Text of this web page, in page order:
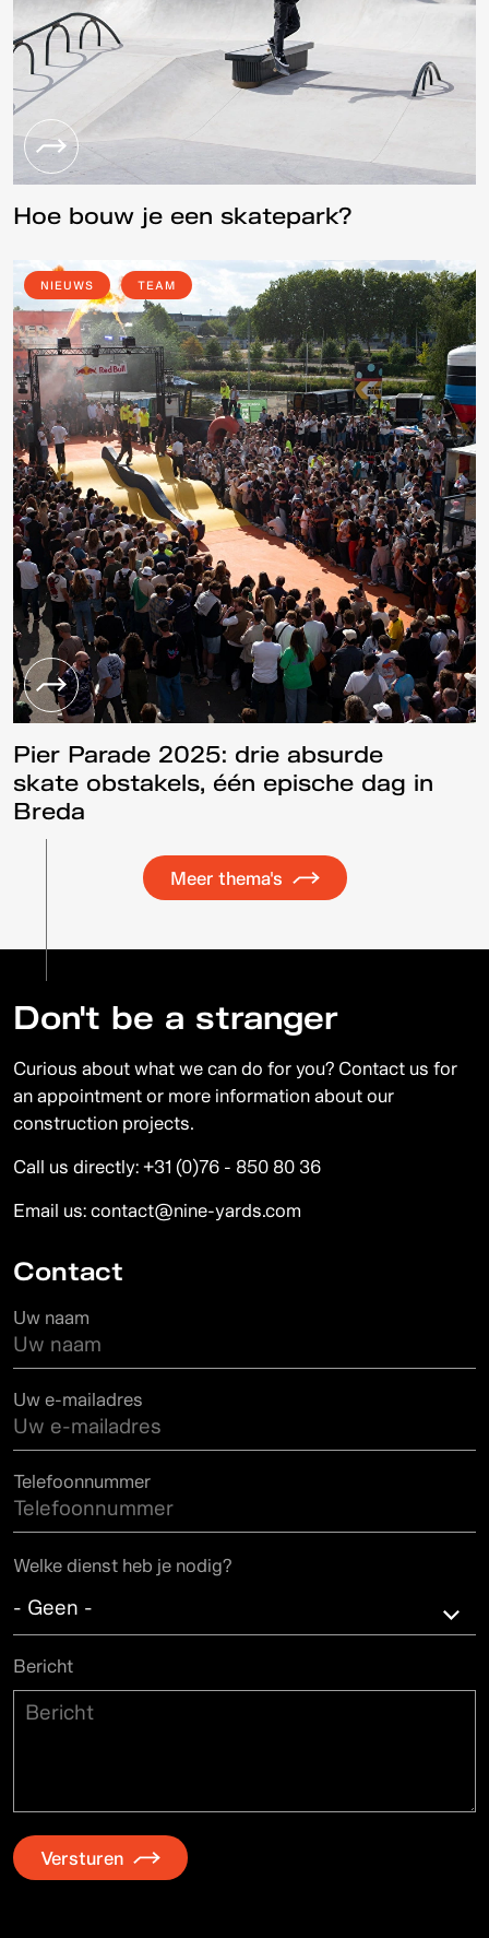
Hoe bouw je een skatepark?
NIEUWS TEAM
Pier Parade 2025: drie absurde
skate obstakels, één epische dag in
Breda
Meer thema's
Don't be a stranger
Curious about what we can do for you? Contact us for
an appointment or more information about our
construction projects.
Call us directly: +31 (0)76 - 850 80 36
Email us:contact@nine-yards.com
Contact
Uw naam
Uw e-mailadres
Telefoonnummer
Welke dienst heb je nodig?
- Geen -
- Geen -
Skateparks
Events
Custom Builds
Onderhoud skateparken
Bericht
Versturen